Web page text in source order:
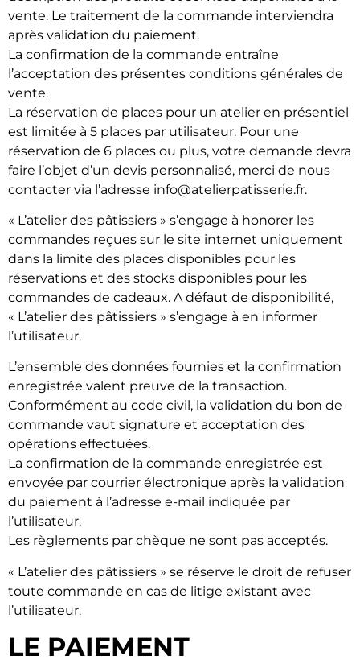
vente. Le traitement de la commande interviendra
après validation du paiement.
La confirmation de la commande entraîne
l’acceptation des présentes conditions générales de
vente.
La réservation de places pour un atelier en présentiel
est limitée à 5 places par utilisateur. Pour une
réservation de 6 places ou plus, votre demande devra
faire l’objet d’un devis personnalisé, merci de nous
contacter via l’adresse info@atelierpatisserie.fr.
« L’atelier des pâtissiers » s’engage à honorer les
commandes reçues sur le site internet uniquement
dans la limite des places disponibles pour les
réservations et des stocks disponibles pour les
commandes de cadeaux. A défaut de disponibilité,
« L’atelier des pâtissiers » s’engage à en informer
l’utilisateur.
L’ensemble des données fournies et la confirmation
enregistrée valent preuve de la transaction.
Conformément au code civil, la validation du bon de
commande vaut signature et acceptation des
opérations effectuées.
La confirmation de la commande enregistrée est
envoyée par courrier électronique après la validation
du paiement à l’adresse e-mail indiquée par
l’utilisateur.
Les règlements par chèque ne sont pas acceptés.
« L’atelier des pâtissiers » se réserve le droit de refuser
toute commande en cas de litige existant avec
l’utilisateur.
LE PAIEMENT